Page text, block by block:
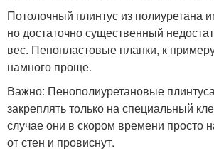
Потолочный плинтус из полиуретана
но достаточно существенный
вес. Пенопластовые планки, к
намного проще.
Важно: Пенополиуретановые
закреплять только на специальный
случае они в скором времени просто
от стен и провиснут.